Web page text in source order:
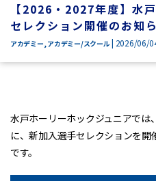
【2026・2027年度】水
セレクション開催のお知
アカデミー,アカデミー/スクール | 2026/06/
水戸ホーリーホックジュニアでは、
に、新加入選手セレクションを
です。